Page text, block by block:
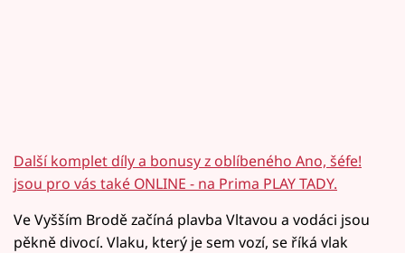
Další komplet díly a bonusy z oblíbeného Ano, šéfe!
jsou pro vás také ONLINE - na Prima PLAY TADY.
Ve Vyšším Brodě začíná plavba Vltavou a vodáci jsou
pěkně divocí. Vlaku, který je sem vozí, se říká vlak